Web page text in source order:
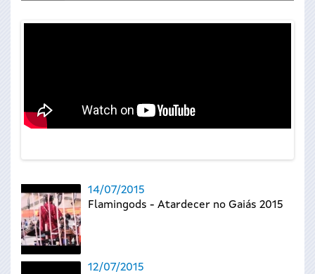
aquí
14/07/2015
Flamingods - Atardecer no Gaiás 2015
12/07/2015